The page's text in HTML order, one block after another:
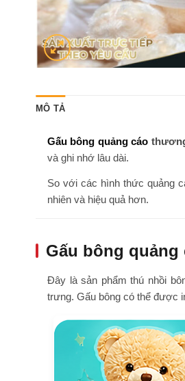
MÔ TẢ
Gấu bông quảng cáo
và ghi nhớ lâu dài.
So với các hình thức quảng
nhiên và hiệu quả hơn.
Gấu bông
Đây là sản phẩm thú nhồi
trưng. Gấu bông có thể được